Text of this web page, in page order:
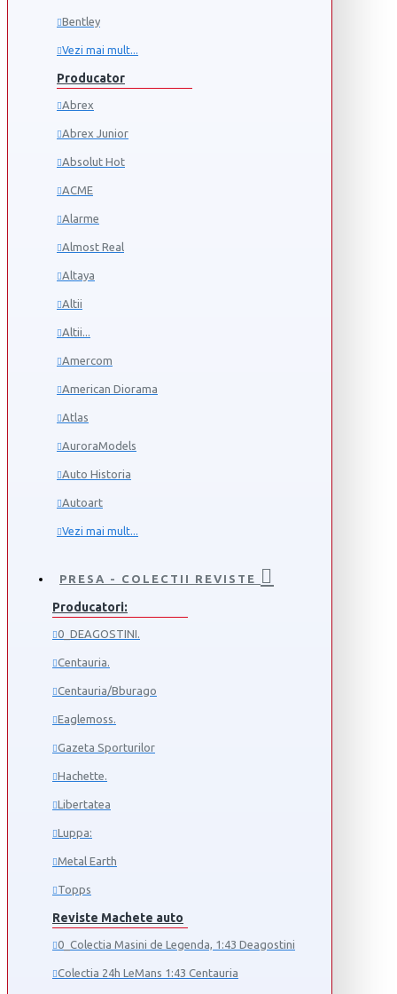
Bentley
Vezi mai mult...
Producator
Abrex
Abrex Junior
Absolut Hot
ACME
Alarme
Almost Real
Altaya
Altii
Altii...
Amercom
American Diorama
Atlas
AuroraModels
Auto Historia
Autoart
Vezi mai mult...
PRESA - COLECTII REVISTE
Producatori:
0_DEAGOSTINI.
Centauria.
Centauria/Bburago
Eaglemoss.
Gazeta Sporturilor
Hachette.
Libertatea
Luppa:
Metal Earth
Topps
Reviste Machete auto
0_Colectia Masini de Legenda, 1:43 Deagostini
Colectia 24h LeMans 1:43 Centauria